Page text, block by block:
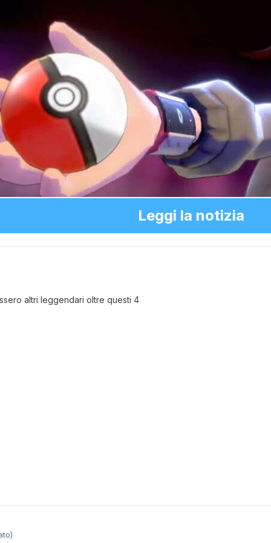
Leggi la notizia
altri leggendari oltre questi 4